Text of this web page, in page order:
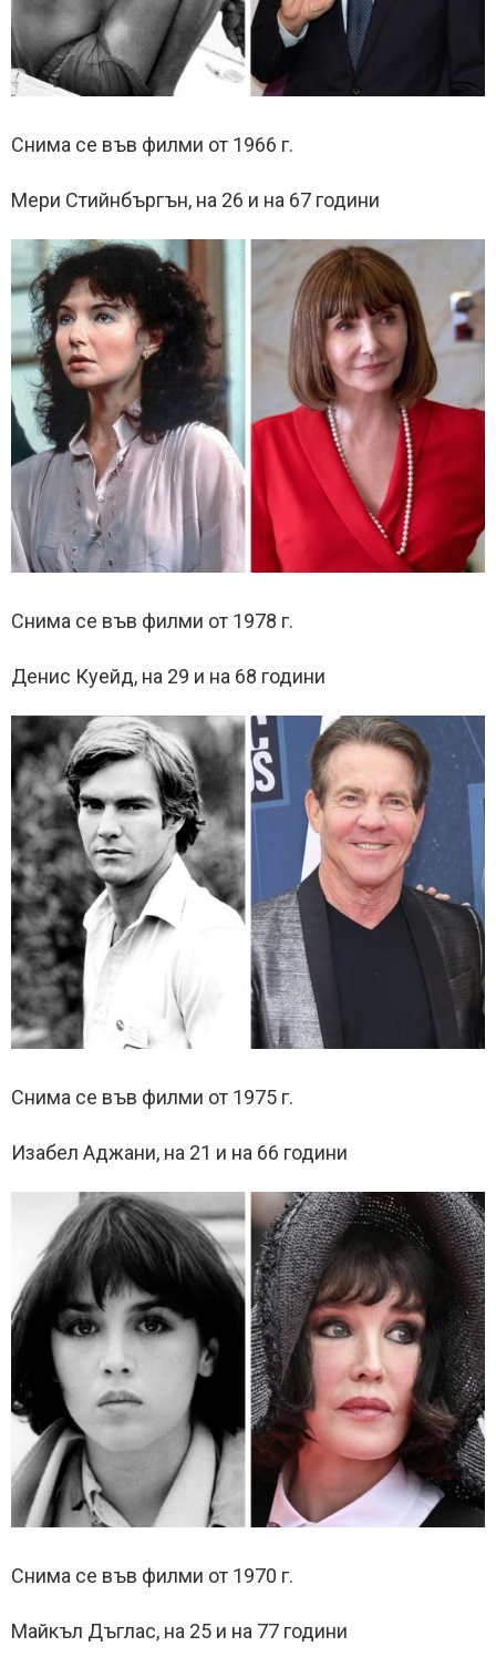
Снима се във филми от 1966 г.
Мери Стийнбъргън, на 26 и на 67 години
Снима се във филми от 1978 г.
Денис Куейд, на 29 и на 68 години
Снима се във филми от 1975 г.
Изабел Аджани, на 21 и на 66 години
Снима се във филми от 1970 г.
Майкъл Дъглас, на 25 и на 77 години